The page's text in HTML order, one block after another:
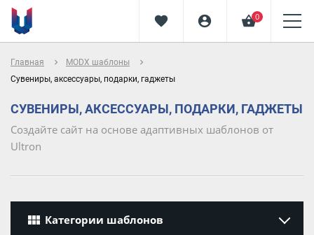
favorite account_circle shopping_basket0
Главная navigate_next MODX шаблоны
navigate_next
Сувениры, аксессуары, подарки, гаджеты
СУВЕНИРЫ, АКСЕССУАРЫ, ПОДАРКИ, ГАДЖЕТЫ
Создайте сайт на основе адаптивных шаблонов от
Ultron
view_module Категории шаблонов